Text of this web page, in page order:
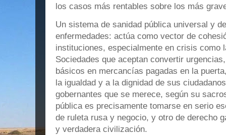
los casos más rentables sobre los más
Un sistema de sanidad pública universal y
enfermedades: actúa como vector de
instituciones, especialmente en crisis como
Sociedades que aceptan convertir
básicos en mercancías pagadas en la
la igualdad y a la dignidad de sus
gobernantes que se merece, según su
pública es precisamente tomarse en serio
de ruleta rusa y negocio, y otro de derecho
y verdadera civilización.